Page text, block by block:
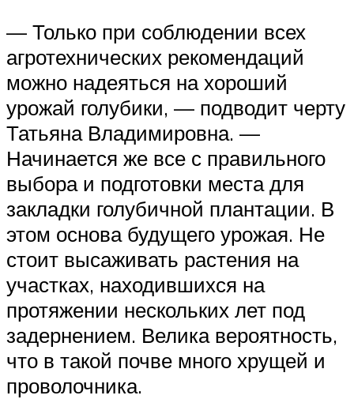
— Только при соблюдении всех
агротехнических рекомендаций
можно надеяться на хороший
урожай голубики, — подводит черту
Татьяна Владимировна. —
Начинается же все с правильного
выбора и подготовки места для
закладки голубичной плантации. В
этом основа будущего урожая. Не
стоит высаживать растения на
участках, находившихся на
протяжении нескольких лет под
задернением. Велика вероятность,
что в такой почве много хрущей и
проволочника.